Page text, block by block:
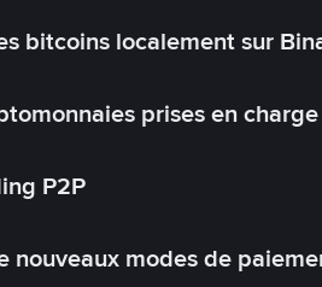
bitcoins localement sur
prises en
P2P
nouveaux modes de